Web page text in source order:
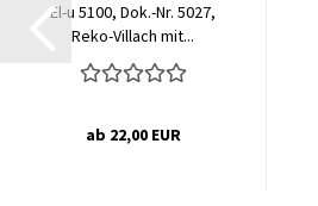
El-u 5100, Dok.-Nr. 5027,
Reko-Villach mit...
ab 22,00 EUR